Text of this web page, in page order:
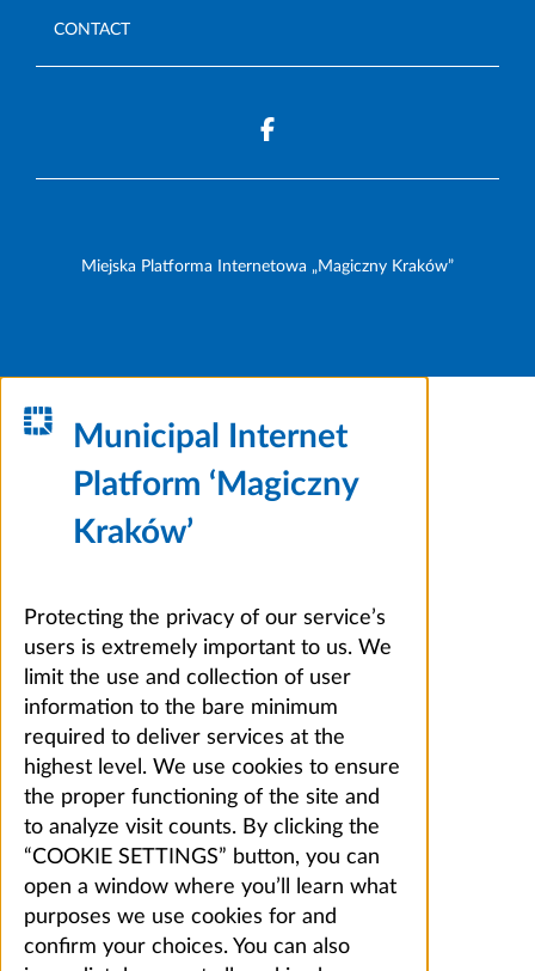
CONTACT
Miejska Platforma Internetowa „Magiczny Kraków”
Municipal Internet
Platform ‘Magiczny
Kraków’
Protecting the privacy of our service’s
users is extremely important to us. We
limit the use and collection of user
information to the bare minimum
required to deliver services at the
highest level. We use cookies to ensure
the proper functioning of the site and
to analyze visit counts. By clicking the
“COOKIE SETTINGS” button, you can
open a window where you’ll learn what
purposes we use cookies for and
confirm your choices. You can also